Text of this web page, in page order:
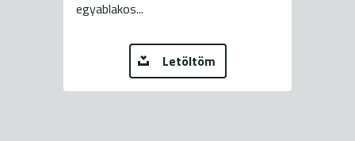
egyablakos...
Letöltöm